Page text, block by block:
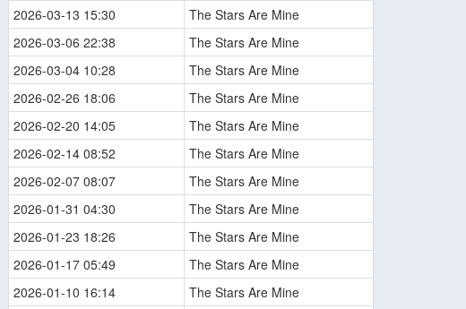
2026-03-13 15:30
The Stars Are Mine
2026-03-06 22:38
The Stars Are Mine
2026-03-04 10:28
The Stars Are Mine
2026-02-26 18:06
The Stars Are Mine
2026-02-20 14:05
The Stars Are Mine
2026-02-14 08:52
The Stars Are Mine
2026-02-07 08:07
The Stars Are Mine
2026-01-31 04:30
The Stars Are Mine
2026-01-23 18:26
The Stars Are Mine
2026-01-17 05:49
The Stars Are Mine
2026-01-10 16:14
The Stars Are Mine